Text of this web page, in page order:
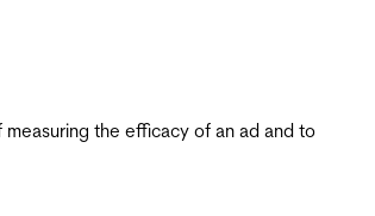
the efficacy of an ad and to